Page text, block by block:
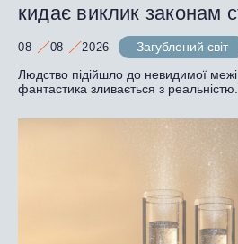
кидає виклик законам
08 08 2026
Загублений світ
Людство підійшло до невидимої
фантастика зливається з реальністю.